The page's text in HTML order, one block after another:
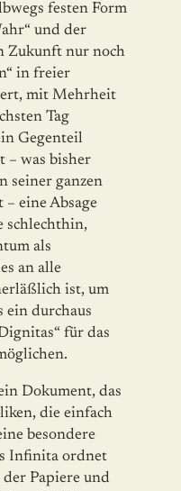
festen Form
und der
Zukunft nur noch
in freier
mit Mehrheit
Tag
Gegenteil
– was bisher
seiner ganzen
eine Absage
schlechthin,
als
an alle
ist, um
ein durchaus
für das
Dokument, das
die einfach
besondere
Infinita ordnet
Papiere und